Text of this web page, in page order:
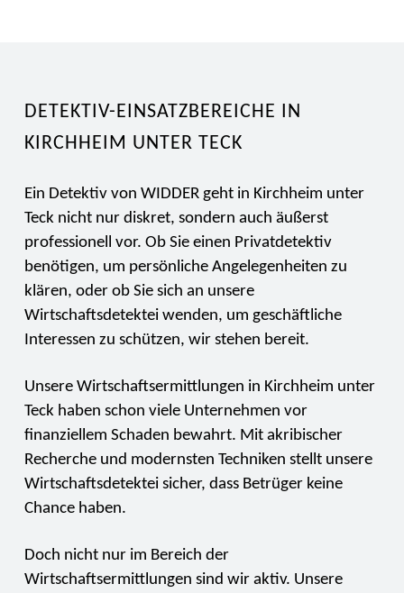
DETEKTIV-EINSATZBEREICHE IN
KIRCHHEIM UNTER TECK
Ein Detektiv von WIDDER geht in Kirchheim unter
Teck nicht nur diskret, sondern auch äußerst
professionell vor. Ob Sie einen Privatdetektiv
benötigen, um persönliche Angelegenheiten zu
klären, oder ob Sie sich an unsere
Wirtschaftsdetektei wenden, um geschäftliche
Interessen zu schützen, wir stehen bereit.
Unsere Wirtschaftsermittlungen in Kirchheim unter
Teck haben schon viele Unternehmen vor
finanziellem Schaden bewahrt. Mit akribischer
Recherche und modernsten Techniken stellt unsere
Wirtschaftsdetektei sicher, dass Betrüger keine
Chance haben.
Doch nicht nur im Bereich der
Wirtschaftsermittlungen sind wir aktiv. Unsere